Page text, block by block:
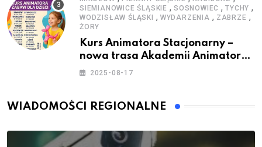
SIEMIANOWICE ŚLĄSKIE ,SOSNOWIEC ,TYCHY ,
WODZISŁAW ŚLĄSKI , WYDARZENIA , ZABRZE ,
ŻORY
Kurs Animatora Stacjonarny –
nowa trasa Akademii Animatora
– jesień 2025
2025-08-17
WIADOMOŚCI REGIONALNE